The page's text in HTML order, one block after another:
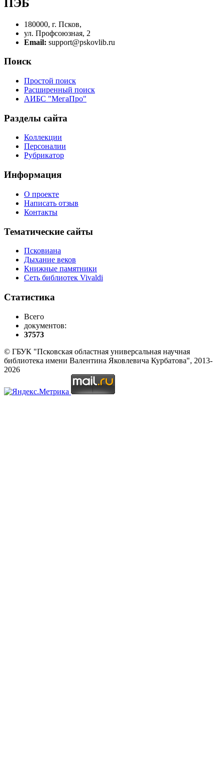
ПЭБ
180000, г. Псков,
ул. Профсоюзная, 2
Email: support@pskovlib.ru
Поиск
Простой поиск
Расширенный поиск
АИБС "МегаПро"
Разделы сайта
Коллекции
Персоналии
Рубрикатор
Информация
О проекте
Написать отзыв
Контакты
Тематические сайты
Псковиана
Дыхание веков
Книжные памятники
Сеть библиотек Vivaldi
Статистика
Всего
документов:
37573
© ГБУК "Псковская областная универсальная научная
библиотека имени Валентина Яковлевича Курбатова", 2013-
2026